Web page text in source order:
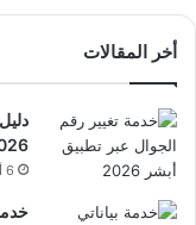
أخر المقالات
2026: الخطوات والشروط
6 أغسطس، 2026